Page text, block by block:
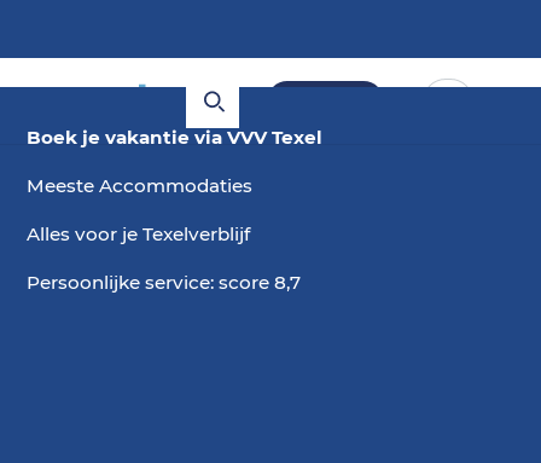
Boek je vakantie via VVV Texel
Meeste Accommodaties
Alles voor je Texelverblijf
Persoonlijke service: score 8,7